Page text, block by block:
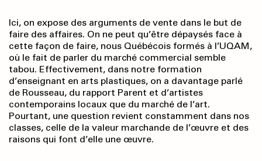
Ici, on expose des arguments de vente dans le but de
faire des affaires. On ne peut qu’être dépaysés face à
cette façon de faire, nous Québécois formés à l’UQAM,
où le fait de parler du marché commercial semble
tabou. Effectivement, dans notre formation
d’enseignant en arts plastiques, on a davantage parlé
de Rousseau, du rapport Parent et d’artistes
contemporains locaux que du marché de l’art.
Pourtant, une question revient constamment dans nos
classes, celle de la valeur marchande de l’œuvre et des
raisons qui font d’elle une œuvre.